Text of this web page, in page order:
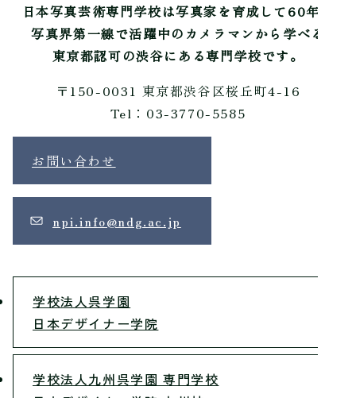
日本写真芸術専門学校は写真家を育成して60年。
写真界第一線で活躍中のカメラマンから学べる
東京都認可の渋谷にある専門学校です。
〒150-0031 東京都渋谷区桜丘町4-16
Tel：03-3770-5585
お問い合わせ
npi.info@ndg.ac.jp
学校法人呉学園
日本デザイナー学院
学校法人九州呉学園 専門学校